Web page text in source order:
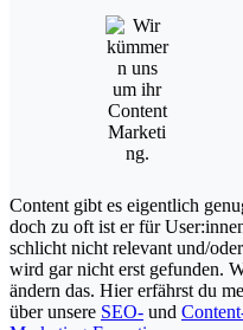
Content gibt es eigentlich
doch zu oft ist er für
schlicht nicht relevant und/oder
wird gar nicht erst gefunden.
ändern das. Hier erfährst du
über unsere SEO- und